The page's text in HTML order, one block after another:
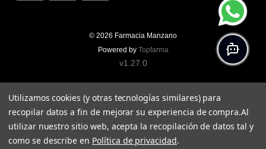
© 2026 Farmacia Manzano
Powered by Topfarma
v1.27.0
Utilizamos cookies (y otras tecnologías similares) para
recopilar datos a fin de mejorar su experiencia de compra.Al
utilizar nuestro sitio web, acepta la recopilación de datos tal y
como se describe en Política de privacidad.